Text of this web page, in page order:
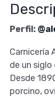
Perfil:
Carnicería
de un siglo
Desde
porcino,